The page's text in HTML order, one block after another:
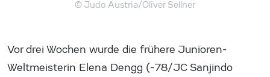
© Judo Austria/Oliver Sellner
Vor drei Wochen wurde die frühere Junioren-
Weltmeisterin Elena Dengg (-78/JC Sanjindo